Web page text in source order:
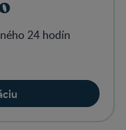
24 hodín